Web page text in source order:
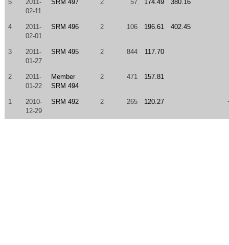
5
2011-
02-11
SRM 497 2 57 174.49 380.16
4
2011-
02-01
SRM 496 2 106 196.61 402.45
3
2011-
01-27
SRM 495 2 844 117.70
2
2011-
01-22
Member
SRM 494
2 471 157.81
1
2010-
12-29
SRM 492 2 265 120.27